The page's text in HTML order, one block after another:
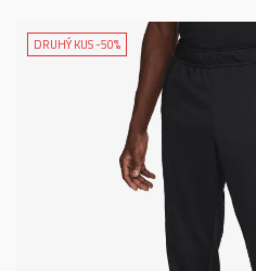
DRUHÝ KUS -50%